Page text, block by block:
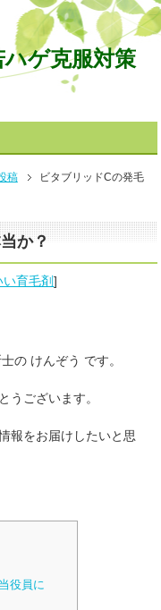
ゲ克服対策
稿
ビタブリッドCの発毛
か？
い育毛剤]
の けんぞう です。
うございます。
報をお届けしたいと思
役員に